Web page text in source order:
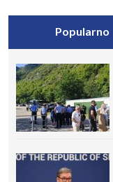
Popularno